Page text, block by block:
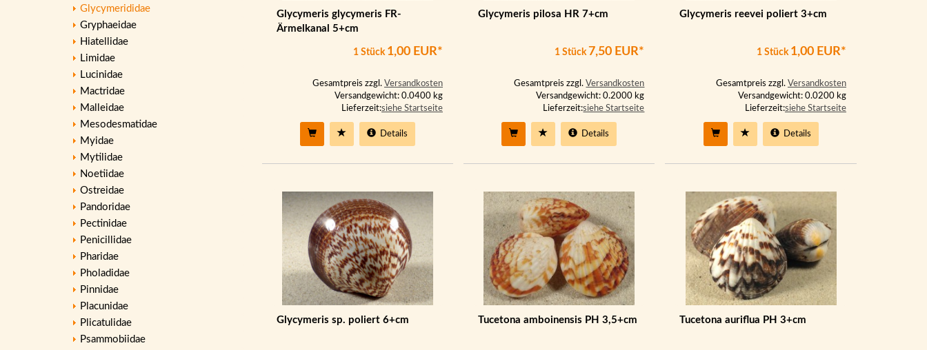
Glycymerididae
Gryphaeidae
Hiatellidae
Limidae
Lucinidae
Mactridae
Malleidae
Mesodesmatidae
Myidae
Mytilidae
Noetiidae
Ostreidae
Pandoridae
Pectinidae
Penicillidae
Pharidae
Pholadidae
Pinnidae
Placunidae
Plicatulidae
Psammobiidae
Glycymeris glycymeris FR-
Ärmelkanal 5+cm
1 Stück 1,00 EUR*
Gesamtpreis zzgl. Versandkosten
Versandgewicht: 0.0400 kg
Lieferzeit:siehe Startseite
Details
Glycymeris pilosa HR 7+cm
1 Stück 7,50 EUR*
Gesamtpreis zzgl.Versandkosten
Versandgewicht: 0.2000 kg
Lieferzeit:siehe Startseite
Details
Glycymeris reevei poliert 3+cm
1 Stück 1,00 EUR*
Gesamtpreis zzgl. Versandkosten
Versandgewicht: 0.0200 kg
Lieferzeit:siehe Startseite
Details
Glycymeris sp. poliert 6+cm Tucetona amboinensis PH 3,5+cm Tucetona auriflua PH 3+cm